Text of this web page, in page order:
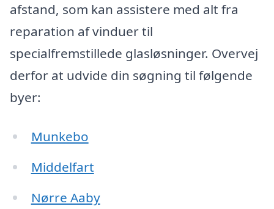
afstand, som kan assistere med alt fra
reparation af vinduer til
specialfremstillede glasløsninger. Overvej
derfor at udvide din søgning til følgende
byer:
Munkebo
Middelfart
Nørre Aaby